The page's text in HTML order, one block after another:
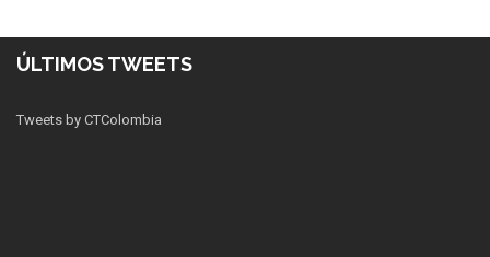
ÚLTIMOS TWEETS
Tweets by CTColombia